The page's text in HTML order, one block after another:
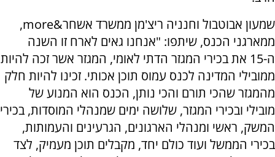
שמעון אבוטבול וחנניה ריצ'מן ממשרד אשחר&more,
ממארגני הכנס, שיתפו: "אנחנו גאים לארח זו השנה
ה-15 את בכירי המגזר הדתי לאומי, המגזר אשר זכה להיות
ממובילי המדינה לכנס עמוס תוכן אכותי. זכינו להיות חלק
מהמגזר שהכי תורם והכי נותן, הכנס הוא המנוע של
מובילי ובכירי המגזר, שלושה ימים שמנהלי המוסדות, בכירי
המשק, ראשי ומנהלי הארגונים, הגרעינים והעמותות,
בכירי הממשל ועוד כולם יחד, מקבלים תוכן מעמיק, לצד